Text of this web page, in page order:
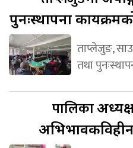
पुनःस्थापना
ताप्लेजुङ,
तथा
पालिका